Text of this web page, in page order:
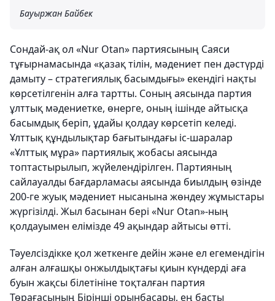
Бауыржан Байбек
Сондай-ақ ол «Nur Otan» партиясының Саяси
тұғырнамасында «қазақ тілін, мәдениет пен дәстүрді
дамыту – стратегиялық басымдығы» екендігі нақты
көрсетілгенін алға тартты. Соның аясында партия
ұлттық мәдениетке, өнерге, оның ішінде айтысқа
басымдық беріп, ұдайы қолдау көрсетіп келеді.
Ұлттық құндылықтар бағытындағы іс-шаралар
«Ұлттық мұра» партиялық жобасы аясында
топтастырылып, жүйелендірілген. Партияның
сайлауалды бағдарламасы аясында биылдың өзінде
200-ге жуық мәдениет нысанына жөндеу жұмыстары
жүргізілді. Жыл басынан бері «Nur Otan»-ның
қолдауымен елімізде 49 ақындар айтысы өтті.
Тәуелсіздікке қол жеткенге дейін және ел егемендігін
алған алғашқы онжылдықтағы қиын күндерді аға
буын жақсы білетініне тоқталған партия
Төрағасының Бірінші орынбасары, ең басты